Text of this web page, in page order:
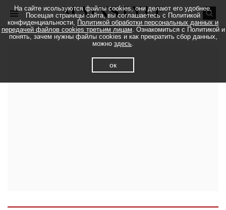
На сайте исользуются файлы cookies, они делают его удобнее.
Посещая страницы сайта, вы соглашаетесь с Политикой
конфиденциальности, Политикой обработки персональных данных и
передачей файлов cookies третьим лицам. Ознакомиться с Политикой и
понять, зачем нужны файлы cookies и как прекратить сбор данных,
можно здесь.
ок